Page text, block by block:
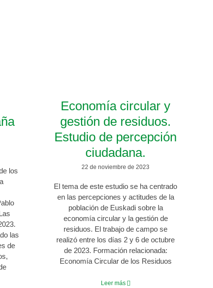
los
las
de
Economía circular y
gestión de residuos.
Estudio de percepción
ciudadana.
22 de noviembre de 2023
El tema de este estudio se ha centrado
en las percepciones y actitudes de la
población de Euskadi sobre la
economía circular y la gestión de
residuos. El trabajo de campo se
realizó entre los días 2 y 6 de octubre
de 2023. Formación relacionada:
Economía Circular de los Residuos
Leer más